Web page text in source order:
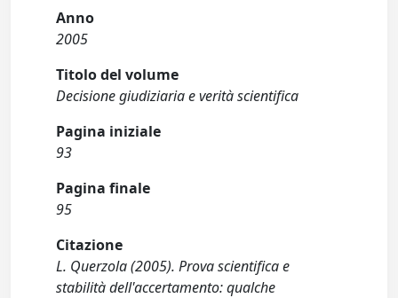
Anno
2005
Titolo del volume
Decisione giudiziaria e verità scientifica
Pagina iniziale
93
Pagina finale
95
Citazione
L. Querzola (2005). Prova scientifica e
stabilità dell'accertamento: qualche